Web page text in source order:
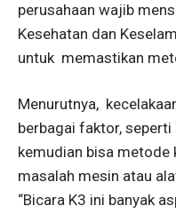
perusahaan wajib
Kesehatan dan
untuk memastikan
Menurutnya,
berbagai faktor,
kemudian bisa metode
masalah mesin atau
“Bicara K3 ini banyak